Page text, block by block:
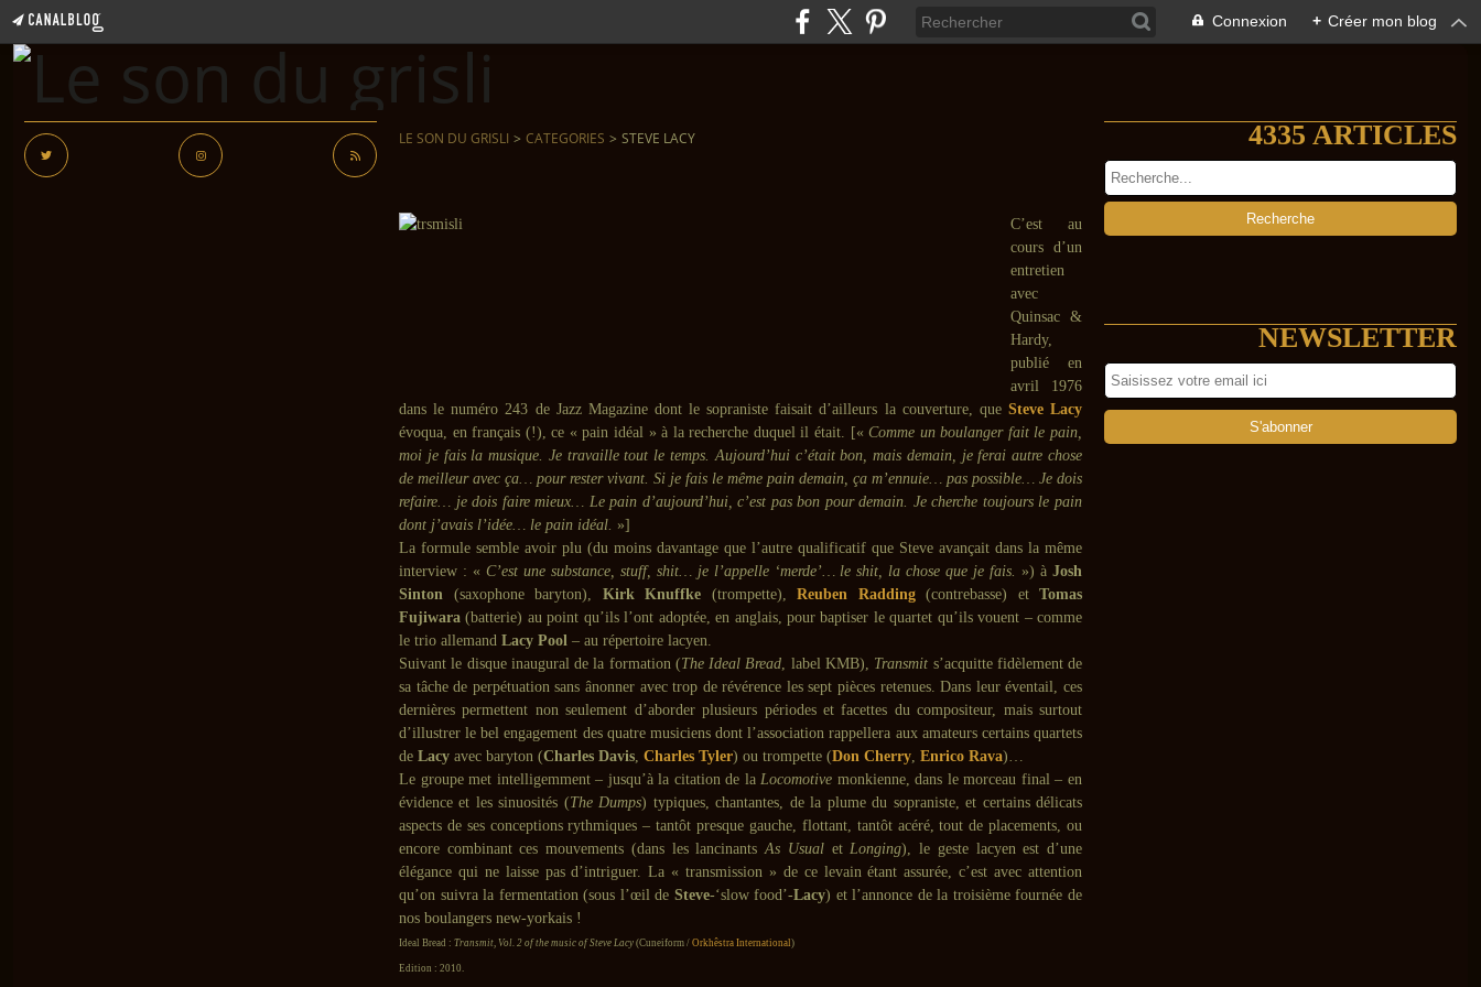
Connexion + Créer mon blog
LE SON DU GRISLI > CATEGORIES > STEVE LACY
C’est au
cours d’un
entretien
avec
Quinsac &
Hardy,
publié en
avril 1976
dans le numéro 243 de Jazz Magazine dont le sopraniste faisait d’ailleurs la couverture, que Steve Lacy
évoqua, en français (!), ce « pain idéal » à la recherche duquel il était. [«Comme un boulanger fait le pain,
moi je fais la musique. Je travaille tout le temps. Aujourd’hui c’était bon, mais demain, je ferai autre chose
de meilleur avec ça… pour rester vivant. Si je fais le même pain demain, ça m’ennuie… pas possible… Je dois
refaire… je dois faire mieux… Le pain d’aujourd’hui, c’est pas bon pour demain. Je cherche toujours le pain
dont j’avais l’idée… le pain idéal. »]
La formule semble avoir plu (du moins davantage que l’autre qualificatif que Steve avançait dans la même
interview : « C’est une substance, stuff, shit… je l’appelle ‘merde’… le shit, la chose que je fais. ») àJosh
Sinton (saxophone baryton), Kirk Knuffke (trompette), Reuben Radding(contrebasse) et Tomas
Fujiwara (batterie) au point qu’ils l’ont adoptée, en anglais, pour baptiser le quartet qu’ils vouent – comme
le trio allemand Lacy Pool – au répertoire lacyen.
Suivant le disque inaugural de la formation (The Ideal Bread, label KMB), Transmit s’acquitte fidèlement de
sa tâche de perpétuation sans ânonner avec trop de révérence les sept pièces retenues. Dans leur éventail, ces
dernières permettent non seulement d’aborder plusieurs périodes et facettes du compositeur, mais surtout
d’illustrer le bel engagement des quatre musiciens dont l’association rappellera aux amateurs certains quartets
de Lacy avec baryton (Charles Davis, Charles Tyler) ou trompette (Don Cherry, Enrico Rava)…
Le groupe met intelligemment – jusqu’à la citation de laLocomotive monkienne, dans le morceau final – en
évidence et les sinuosités (The Dumps) typiques, chantantes, de la plume du sopraniste, et certains délicats
aspects de ses conceptions rythmiques – tantôt presque gauche, flottant, tantôt acéré, tout de placements, ou
encore combinant ces mouvements (dans les lancinantsAs UsualetLonging), le geste lacyen est d’une
élégance qui ne laisse pas d’intriguer. La « transmission » de ce levain étant assurée, c’est avec attention
qu’on suivra la fermentation (sous l’œil de Steve-‘slow food’-Lacy) et l’annonce de la troisième fournée de
nos boulangers new-yorkais !
Ideal Bread : Transmit, Vol. 2 of the music of Steve Lacy (Cuneiform / Orkhêstra International)
Edition : 2010.
4335 ARTICLES
NEWSLETTER